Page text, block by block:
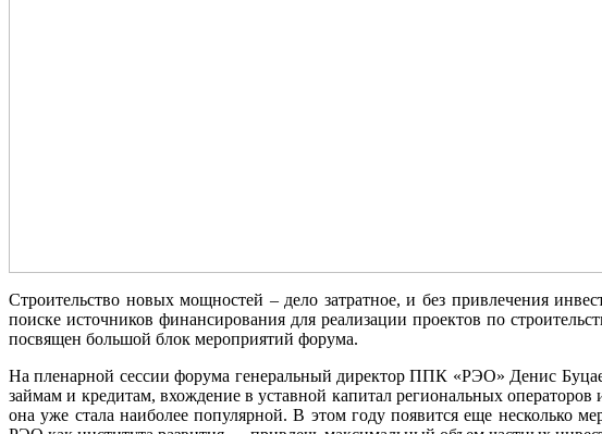
Строительство новых мощностей – дело затратное, и без привлечения
поиске источников финансирования для реализации проектов по
посвящен большой блок мероприятий форума.
На пленарной сессии форума генеральный директор ППК «РЭО» Денис
займам и кредитам, вхождение в уставной капитал региональных
она уже стала наиболее популярной. В этом году появится еще несколько